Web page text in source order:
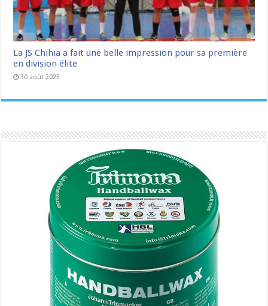
La JS Chihia a fait une belle impression pour sa première
en division élite
30 août 2023